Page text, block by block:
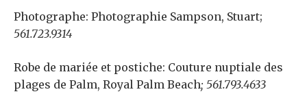
Photographe: Photographie Sampson, Stuart;
561.723.9314
Robe de mariée et postiche: Couture nuptiale des
plages de Palm, Royal Palm Beach; 561.793.4633